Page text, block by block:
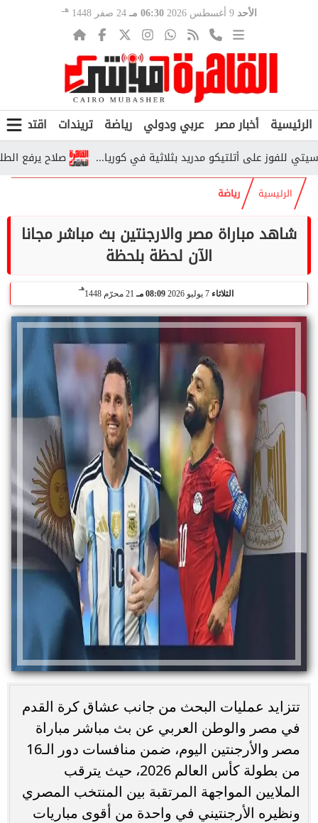
الأحد 9 أغسطس 2026 06:30 مـ 24 صفر 1448 هـ
الرئيسية أخبار مصر عربي ودولي رياضة تريندات اقتصاد
صلاح يرفع الطلب على على أتلتيكو مدريد بثلاثية في كوريا...
الرئيسية رياضة
شاهد مباراة مصر والارجنتين بث مباشر مجانا
الآن لحظة بلحظة
الثلاثاء 08:09 مـ 21 محرّم 1448
هـ
تتزايد عمليات البحث من جانب عشاق كرة القدم
في مصر والوطن العربي عن بث مباشر مباراة
مصر والأرجنتين اليوم، ضمن منافسات دور الـ16
من بطولة كأس العالم 2026، حيث يترقب
الملايين المواجهة المرتقبة بين المنتخب المصري
ونظيره الأرجنتيني في واحدة من أقوى مباريات